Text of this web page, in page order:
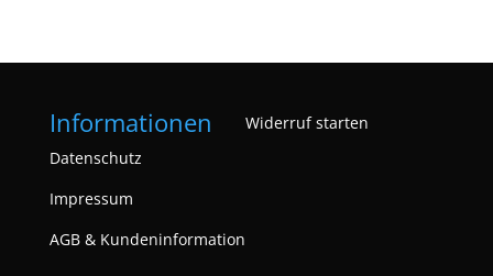
Informationen
Datenschutz
Impressum
AGB & Kundeninformation
Widerruf starten